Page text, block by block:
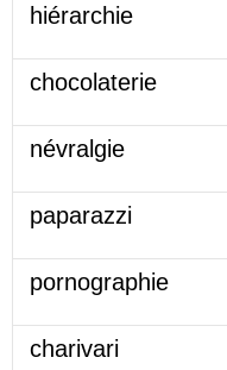
hiérarchie
chocolaterie
névralgie
paparazzi
pornographie
charivari